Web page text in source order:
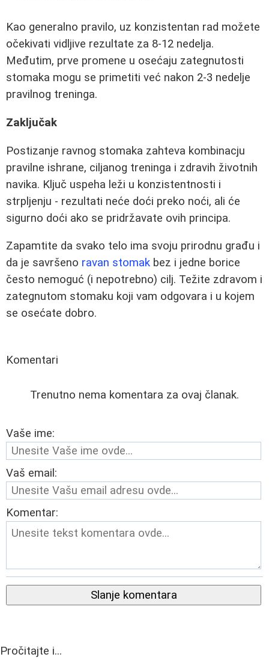
Kao generalno pravilo, uz konzistentan rad možete
očekivati vidljive rezultate za 8-12 nedelja.
Međutim, prve promene u osećaju zategnutosti
stomaka mogu se primetiti već nakon 2-3 nedelje
pravilnog treninga.
Zaključak
Postizanje ravnog stomaka zahteva kombinacju
pravilne ishrane, ciljanog treninga i zdravih životnih
navika. Ključ uspeha leži u konzistentnosti i
strpljenju - rezultati neće doći preko noći, ali će
sigurno doći ako se pridržavate ovih principa.
Zapamtite da svako telo ima svoju prirodnu građu i
da je savršeno ravan stomak bez i jedne borice
često nemoguć (i nepotrebno) cilj. Težite zdravom i
zategnutom stomaku koji vam odgovara i u kojem
se osećate dobro.
Komentari
Trenutno nema komentara za ovaj članak.
Vaše ime:
Vaš email:
Komentar:
Slanje komentara
Pročitajte i...